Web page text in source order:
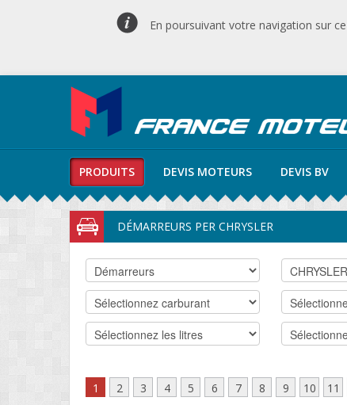
En poursuivant votre navigation sur
PRODUITS DEVIS MOTEURS DEVIS BV
DÉMARREURS PER CHRYSLER
1 2 3 4 5 6 7 8 9 10 11